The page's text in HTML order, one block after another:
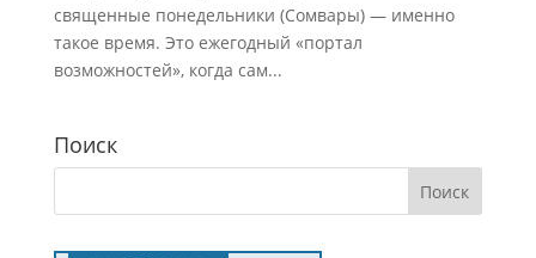
священные понедельники (Сомвары) — именно
такое время. Это ежегодный «портал
возможностей», когда сам...
Поиск